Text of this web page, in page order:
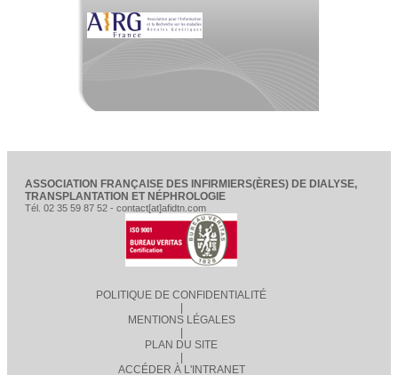
ASSOCIATION FRANÇAISE DES INFIRMIERS(ÈRES) DE DIALYSE,
TRANSPLANTATION ET NÉPHROLOGIE
Tél. 02 35 59 87 52 - contact[at]afidtn.com
POLITIQUE DE CONFIDENTIALITÉ
MENTIONS LÉGALES
PLAN DU SITE
ACCÉDER À L'INTRANET